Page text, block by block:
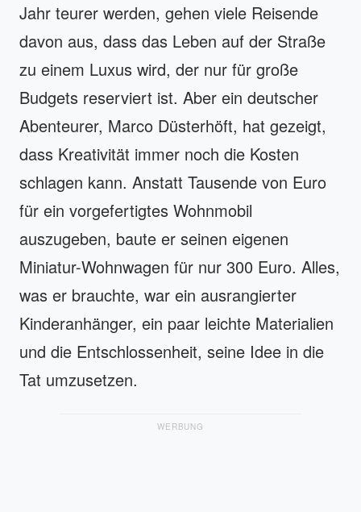
Jahr teurer werden, gehen viele Reisende
davon aus, dass das Leben auf der Straße
zu einem Luxus wird, der nur für große
Budgets reserviert ist. Aber ein deutscher
Abenteurer, Marco Düsterhöft, hat gezeigt,
dass Kreativität immer noch die Kosten
schlagen kann. Anstatt Tausende von Euro
für ein vorgefertigtes Wohnmobil
auszugeben, baute er seinen eigenen
Miniatur-Wohnwagen für nur 300 Euro. Alles,
was er brauchte, war ein ausrangierter
Kinderanhänger, ein paar leichte Materialien
und die Entschlossenheit, seine Idee in die
Tat umzusetzen.
WERBUNG